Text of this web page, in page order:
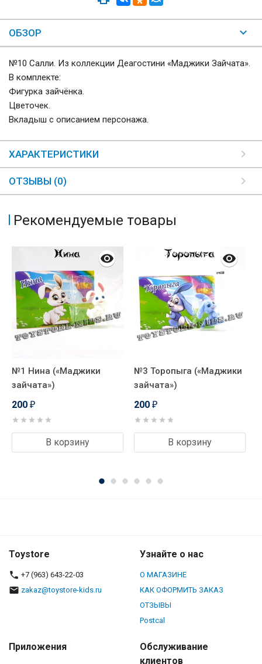
ОБЗОР
№10 Салли. Из коллекции Деагостини «Маджики Зайчата».
В комплекте:
Фигурка зайчёнка.
Цветочек.
Вкладыш с описанием персонажа.
ХАРАКТЕРИСТИКИ
ОТЗЫВЫ (0)
Рекомендуемые товары
№1 Нина («Маджики
зайчата»)
200 ₽
В корзину
№3 Торопыга («Маджики
зайчата»)
200 ₽
В корзину
Toystore
+7 (963) 643-22-03
zakaz@toystore-kids.ru
Узнайте о нас
О МАГАЗИНЕ
КАК ОФОРМИТЬ ЗАКАЗ
ОТЗЫВЫ
Postcal
Приложения
Обслуживание
клиентов